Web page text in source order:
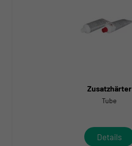
Zusatzhärter
Tube
Details